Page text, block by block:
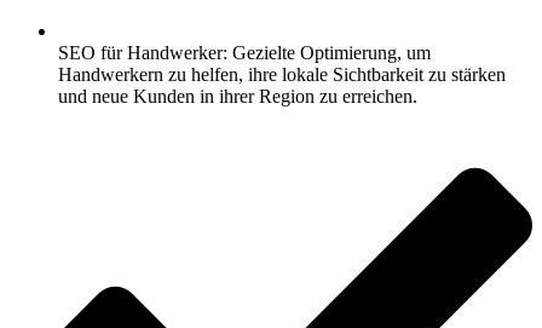
SEO für Handwerker: Gezielte Optimierung, um
Handwerkern zu helfen, ihre lokale Sichtbarkeit zu stärken
und neue Kunden in ihrer Region zu erreichen.